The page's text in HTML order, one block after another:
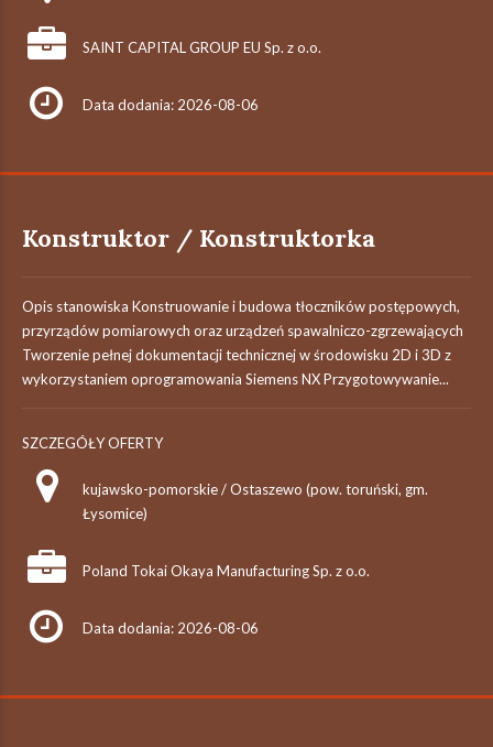
SAINT CAPITAL GROUP EU Sp. z o.o.
Data dodania: 2026-08-06
Konstruktor / Konstruktorka
Opis stanowiska Konstruowanie i budowa tłoczników postępowych,
przyrządów pomiarowych oraz urządzeń spawalniczo-zgrzewających
Tworzenie pełnej dokumentacji technicznej w środowisku 2D i 3D z
wykorzystaniem oprogramowania Siemens NX Przygotowywanie...
SZCZEGÓŁY OFERTY
kujawsko-pomorskie / Ostaszewo (pow. toruński, gm.
Łysomice)
Poland Tokai Okaya Manufacturing Sp. z o.o.
Data dodania: 2026-08-06